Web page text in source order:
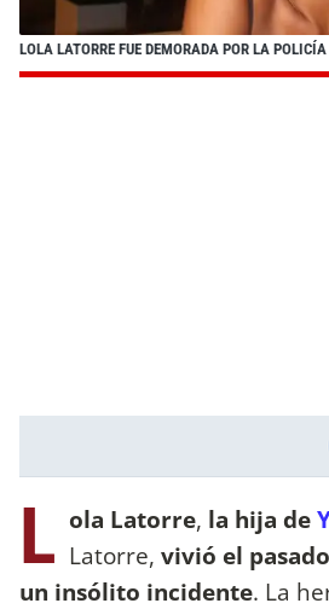
LOLA LATORRE FUE DEMORADA POR LA
L ola Latorre, la hija de
Latorre, vivió el
un insólito incidente. La